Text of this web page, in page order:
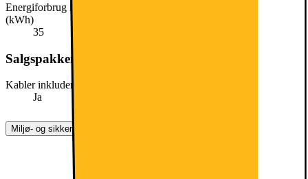
Energiforbrug i HDR-tilstand (højt dynamikområde) pr. 1000 timer
(kWh)
35
Salgspakkens indhold
Kabler inkluderet
Ja
Miljø- og sikkerhedsoplysninger